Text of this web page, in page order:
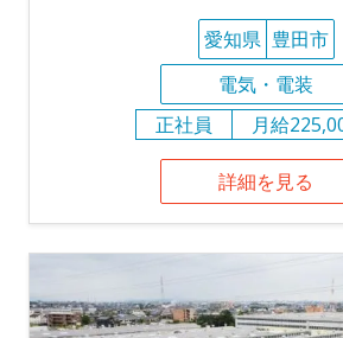
愛知県 豊田市
電気・電装
正社員
月給
詳細を見る